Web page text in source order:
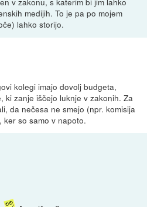
medijih. To je pa po mojem
lahko storijo.
kolegi imajo dovolj budgeta,
ki zanje iščejo luknje v zakonih. Za
da nečesa ne smejo (npr. komisija
so samo v napoto.